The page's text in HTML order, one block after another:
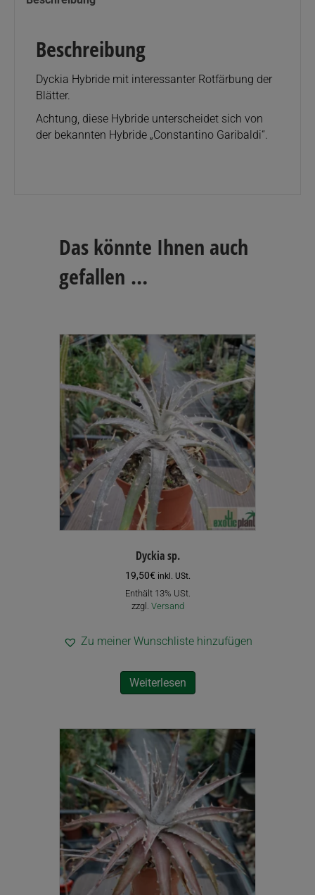
Beschreibung
Dyckia Hybride mit interessanter Rotfärbung der
Blätter.
Achtung, diese Hybride unterscheidet sich von
der bekannten Hybride „Constantino Garibaldi“.
Das könnte Ihnen auch
gefallen …
Dyckia sp.
19,50€ inkl. USt.
Enthält 13% USt.
zzgl. Versand
Zu meiner Wunschliste hinzufügen
Weiterlesen